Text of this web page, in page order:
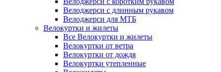
Велоджерси с длинным рукавом
Велоджерси для МТБ
Велокуртки и жилеты
Все Велокуртки и жилеты
Велокуртки от ветра
Велокуртки от дождя
Велокуртки утепленные